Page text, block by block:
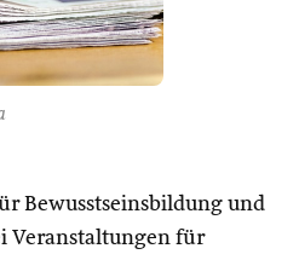
Bewusstseinsbildung und
Veranstaltungen für